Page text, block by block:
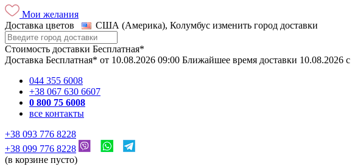
Мои желания
Доставка цветов
США (Америка), Колумбус изменить город доставки
Стоимость доставки Бесплатная*
Доставка Бесплатная* от 10.08.2026 09:00 Ближайшее время доставки 10.08.2026 c
044 355 6008
+38 067 630 6607
0 800 75 6008
все контакты
+38 093 776 8228
+38 099 776 8228
(в корзине пусто)